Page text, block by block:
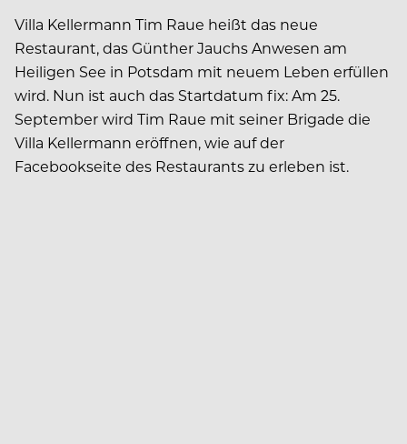
Villa Kellermann Tim Raue heißt das neue
Restaurant, das Günther Jauchs Anwesen am
Heiligen See in Potsdam mit neuem Leben erfüllen
wird. Nun ist auch das Startdatum fix: Am 25.
September wird Tim Raue mit seiner Brigade die
Villa Kellermann eröffnen, wie auf der
Facebookseite des Restaurants zu erleben ist.